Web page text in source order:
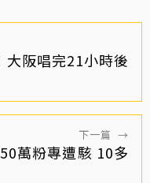
大阪唱完21小時後
下一篇 →
萬粉專遭駭 10多